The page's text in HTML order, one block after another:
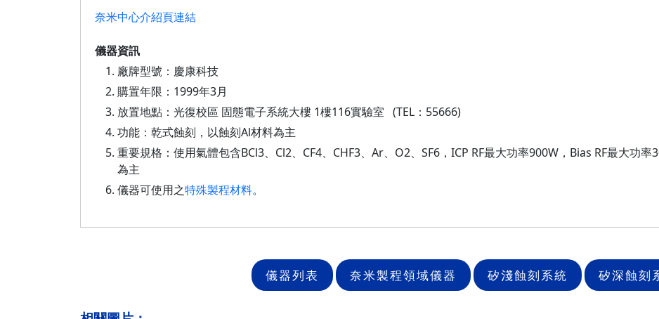
奈米中心介紹頁連結
儀器資訊
廠牌型號：慶康科技
購置年限：1999年3月
放置地點：光復校區 固態電子系統大樓 1樓116實驗室 (TEL：55666)
功能：乾式蝕刻，以蝕刻Al材料為主
重要規格：使用氣體包含BCl3、Cl2、CF4、CHF3、Ar、O2、SF6，ICP RF最大功率900W，Bias RF最大功
為主
儀器可使用之特殊製程材料。
儀器列表 奈米製程領域儀器 矽淺蝕刻系統 矽深蝕刻